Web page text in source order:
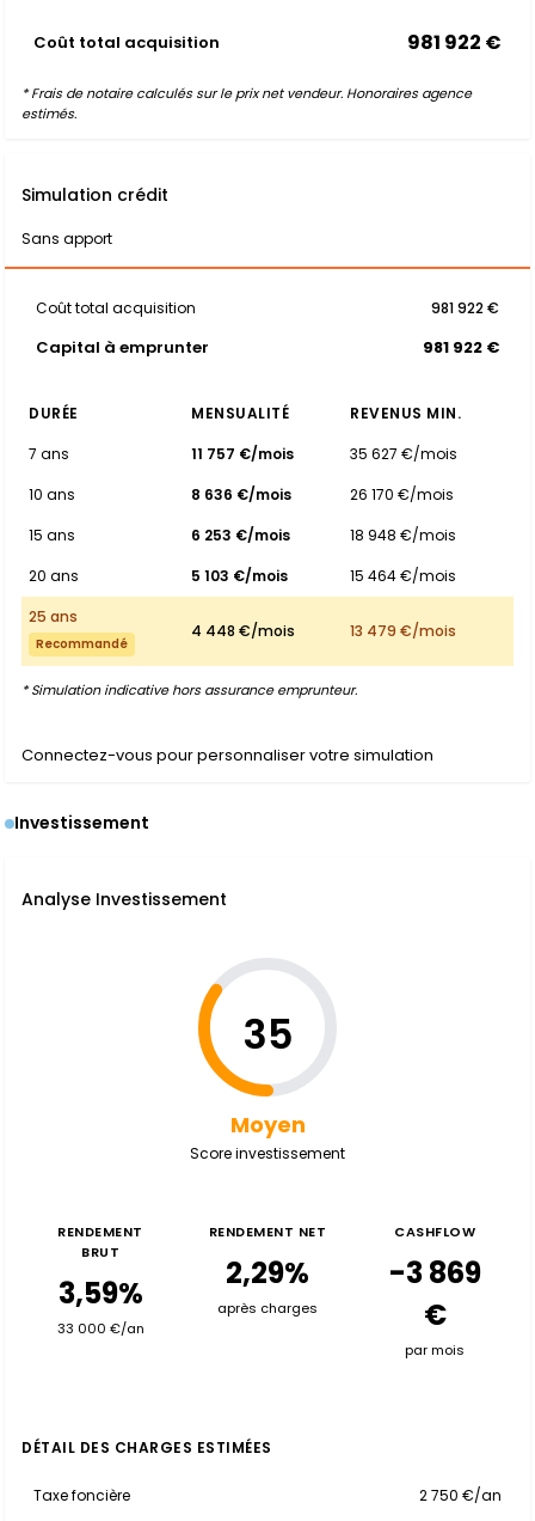
Coût total acquisition 981 922 €
* Frais de notaire calculés sur le prix net vendeur. Honoraires agence
estimés.
Simulation crédit
Sans apport
Coût total acquisition 981 922 €
Capital à emprunter 981 922 €
DURÉE MENSUALITÉ
REVENUS MIN.
7 ans
11 757 €/mois
35 627 €/mois
10 ans
8 636 €/mois
26 170 €/mois
15 ans
6 253 €/mois
18 948 €/mois
20 ans
5 103 €/mois
15 464 €/mois
25 ans
Recommandé
4 448 €/mois 13 479 €/mois
* Simulation indicative hors assurance emprunteur.
Connectez-vous pour personnaliser votre simulation
Investissement
Analyse Investissement
35
Moyen
Score investissement
RENDEMENT
BRUT
3,59%
33 000 €/an
RENDEMENT NET
2,29%
après charges
CASHFLOW
-3 869
€
par mois
DÉTAIL DES CHARGES ESTIMÉES
Taxe foncière 2 750 €/an